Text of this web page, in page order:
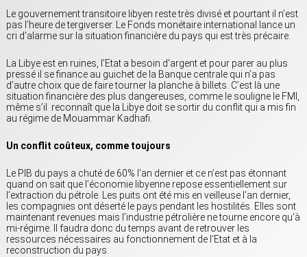
Le gouvernement transitoire libyen reste très divisé et pourtant il n’est
pas l’heure de tergiverser. Le Fonds monétaire international lance un
cri d’alarme sur la situation financière du pays qui est très précaire.
La Libye est en ruines, l’Etat a besoin d’argent et pour parer au plus
pressé il se finance au guichet de la Banque centrale qui n’a pas
d’autre choix que de faire tourner la planche à billets. C’est là une
situation financière des plus dangereuses, comme le souligne le FMI,
même s’il reconnaît que la Libye doit se sortir du conflit qui a mis fin
au régime de Mouammar Kadhafi.
Un conflit coûteux, comme toujours
Le PIB du pays a chuté de 60% l’an dernier et ce n’est pas étonnant
quand on sait que l’économie libyenne repose essentiellement sur
l’extraction du pétrole. Les puits ont été mis en veilleuse l’an dernier,
les compagnies ont déserté le pays pendant les hostilités. Elles sont
maintenant revenues mais l’industrie pétrolière ne tourne encore qu’à
mi-régime. Il faudra donc du temps avant de retrouver les
ressources nécessaires au fonctionnement de l’Etat et à la
reconstruction du pays.